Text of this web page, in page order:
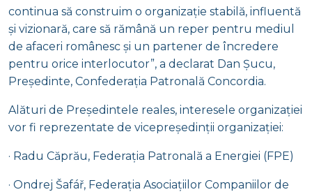
continua să construim o organizație stabilă, influentă
și vizionară, care să rămână un reper pentru mediul
de afaceri românesc și un partener de încredere
pentru orice interlocutor”, a declarat Dan Șucu,
Președinte, Confederația Patronală Concordia.
Alături de Președintele reales, interesele organizației
vor fi reprezentate de vicepreședinții organizației:
· Radu Căprău, Federația Patronală a Energiei (FPE)
· Ondrej Šafář, Federația Asociațiilor Companiilor de